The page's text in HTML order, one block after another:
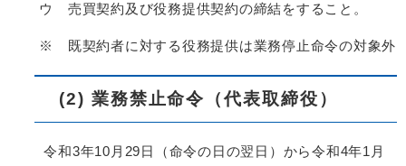
ウ 売買契約及び役務提供契約の締結をすること。
※ 既契約者に対する役務提供は業務停止命令の対象外
(2) 業務禁止命令（代表取締役）
令和3年10月29日（命令の日の翌日）から令和4年1月